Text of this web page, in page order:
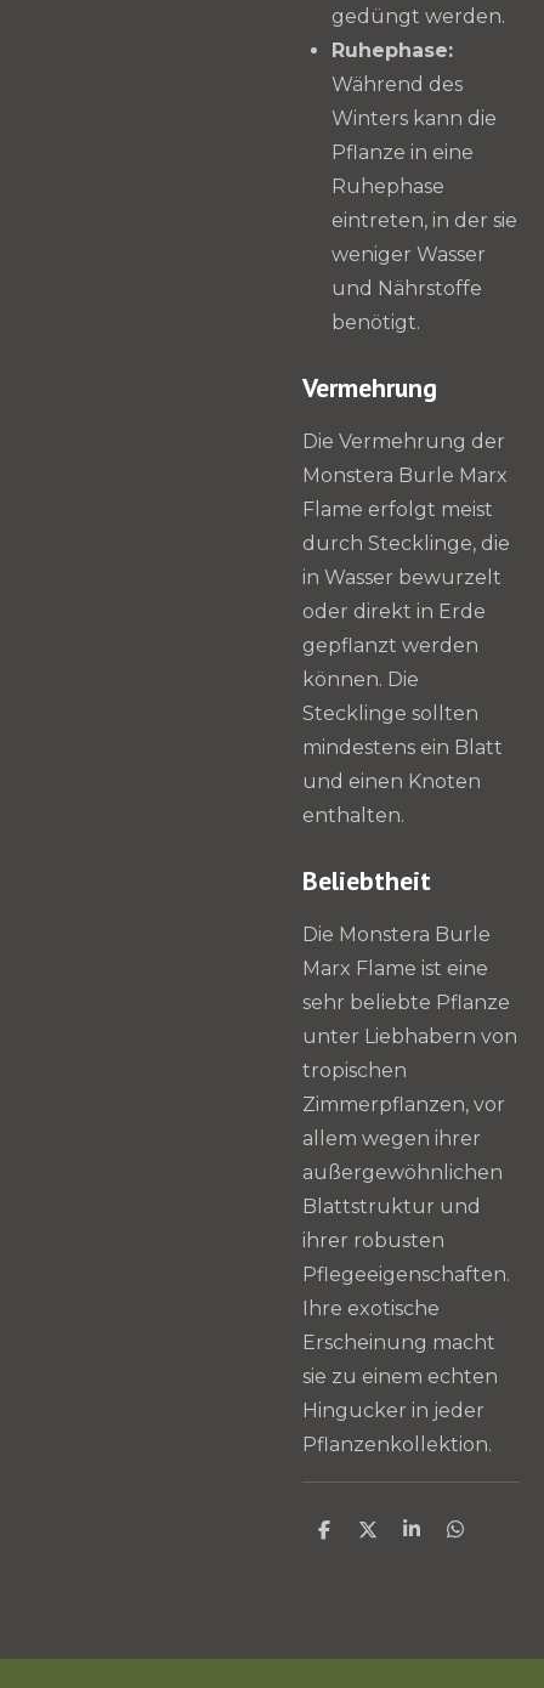
gedüngt werden.
Ruhephase:
Während des
Winters kann die
Pflanze in eine
Ruhephase
eintreten, in der sie
weniger Wasser
und Nährstoffe
benötigt.
Vermehrung
Die Vermehrung der
Monstera Burle Marx
Flame erfolgt meist
durch Stecklinge, die
in Wasser bewurzelt
oder direkt in Erde
gepflanzt werden
können. Die
Stecklinge sollten
mindestens ein Blatt
und einen Knoten
enthalten.
Beliebtheit
Die Monstera Burle
Marx Flame ist eine
sehr beliebte Pflanze
unter Liebhabern von
tropischen
Zimmerpflanzen, vor
allem wegen ihrer
außergewöhnlichen
Blattstruktur und
ihrer robusten
Pflegeeigenschaften.
Ihre exotische
Erscheinung macht
sie zu einem echten
Hingucker in jeder
Pflanzenkollektion.
T
T
T
T